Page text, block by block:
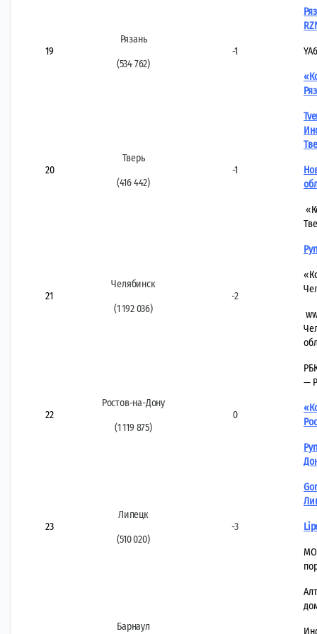
19
Рязань
(534 762)
-1
20
Тверь
(416 442)
-1
21
Челябинск
(1 192 036)
-2
22
Ростов-на-Дону
(1 119 875)
0
—
23
Липецк
(510 020)
-3
Барнаул